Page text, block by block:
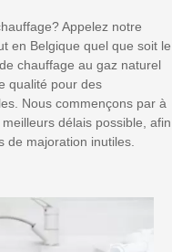
Appelez notre
en Belgique quel que soit le
chauffage au gaz naturel
qualité pour des
Nous commençons par à
délais possible, afin
de majoration inutiles.